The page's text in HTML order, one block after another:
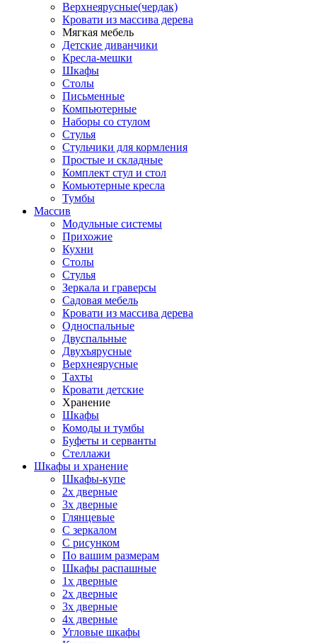
Верхнеярусные(чердак)
Кровати из массива дерева
Мягкая мебель
Детские диванчики
Кресла-мешки
Шкафы
Столы
Письменные
Компьютерные
Наборы со стулом
Стулья
Стульчики для кормления
Простые и складные
Комплект стул и стол
Комьютерные кресла
Тумбы
Массив
Модульные системы
Прихожие
Кухни
Столы
Стулья
Зеркала и граверсы
Садовая мебель
Кровати из массива дерева
Односпальные
Двуспальные
Двухъярусные
Верхнеярусные
Тахты
Кровати детские
Хранение
Шкафы
Комоды и тумбы
Буфеты и серванты
Стеллажи
Шкафы и хранение
Шкафы-купе
2х дверные
3х дверные
Глянцевые
С зеркалом
С рисунком
По вашим размерам
Шкафы распашные
1х дверные
2х дверные
3х дверные
4х дверные
Угловые шкафы